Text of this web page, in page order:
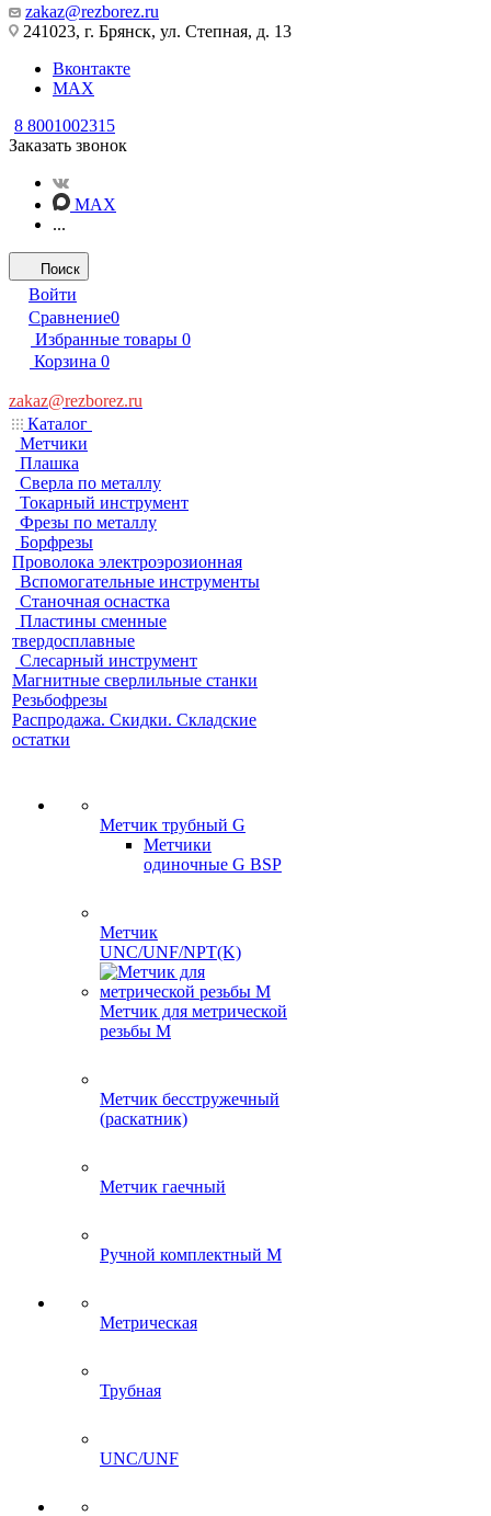
zakaz@rezborez.ru
241023, г. Брянск, ул. Степная, д. 13
Вконтакте
MAX
8 8001002315
Заказать звонок
MAX
...
Поиск
Войти
Сравнение0
Избранные товары 0
Корзина 0
zakaz@rezborez.ru
Каталог
Метчики
Плашка
Сверла по металлу
Токарный инструмент
Фрезы по металлу
Борфрезы
Проволока электроэрозионная
Вспомогательные инструменты
Станочная оснастка
Пластины сменные
твердосплавные
Слесарный инструмент
Магнитные сверлильные станки
Резьбофрезы
Распродажа. Скидки. Складские
остатки
Метчик трубный G
Метчики
одиночные G BSP
Метчик
UNC/UNF/NPT(K)
Метчик для метрической
резьбы M
Метчик бесстружечный
(раскатник)
Метчик гаечный
Ручной комплектный M
Метрическая
Трубная
UNC/UNF